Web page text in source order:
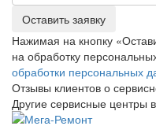
Оставить заявку
Нажимая на кнопку
на обработку
обработки персональных
Отзывы клиентов о
Другие сервисные центры